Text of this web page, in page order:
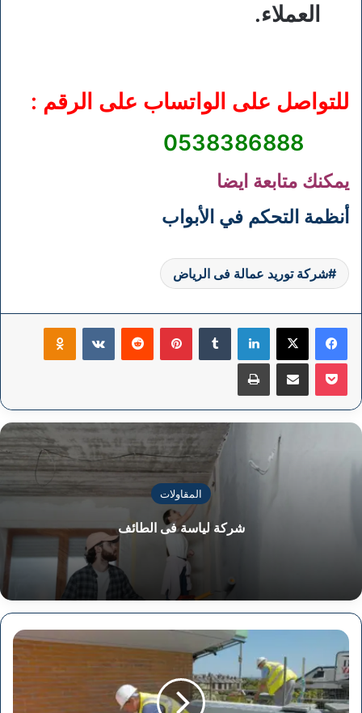
العملاء.
للتواصل على الواتساب على الرقم :
يمكنك متابعة ايضا
أنظمة التحكم في الأبواب
شركة توريد عمالة فى الرياض
فيسبوك ‫X لينكدإن بينتيريست
‫Pocket مشاركة عبر البريد طباعة
المقاولات
شركة لياسة فى الطائف
شركة
عوازل
اسطح
فى
الطائف